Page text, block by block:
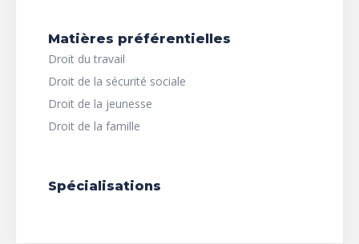
Matières préférentielles
Droit du travail
Droit de la sécurité sociale
Droit de la jeunesse
Droit de la famille
Spécialisations